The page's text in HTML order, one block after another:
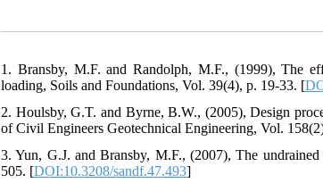
1. Bransby, M.F. and Randolph, M.F., (1999), The
loading, Soils and Foundations, Vol. 39(4), p. 19-33. [
2. Houlsby, G.T. and Byrne, B.W., (2005), Design
of Civil Engineers Geotechnical Engineering, Vol.
3. Yun, G.J. and Bransby, M.F., (2007), The
505. [DOI:10.3208/sandf.47.493]